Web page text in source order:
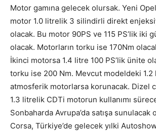
Motor gamına gelecek olursak. Yeni
motor 1.0 litrelik 3 silindirli direkt
olacak. Bu motor 90PS ve 115 PS’lik iki
olacak. Motorların torku ise 170Nm
İkinci motorsa 1.4 litre 100 PS’lik ünite
torku ise 200 Nm. Mevcut modeldeki
atmosferik motorlarsa korunacak. Dizel
1.3 litrelik CDTi motorun kullanımı
Sonbaharda Avrupa’da satışa sunulacak
Corsa, Türkiye’de gelecek yılki Autoshow